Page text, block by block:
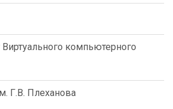
компьютерного
Г.В. Плеханова